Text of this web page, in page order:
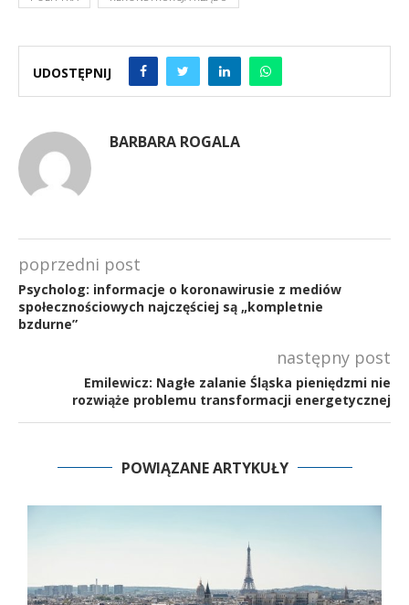
UDOSTĘPNIJ
BARBARA ROGALA
poprzedni post
Psycholog: informacje o koronawirusie z mediów
społecznościowych najczęściej są „kompletnie
bzdurne”
następny post
Emilewicz: Nagłe zalanie Śląska pieniędzmi nie
rozwiąże problemu transformacji energetycznej
POWIĄZANE ARTYKUŁY